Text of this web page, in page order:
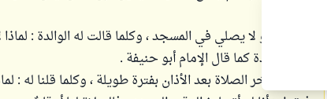
وأيضًا، هو لا يصلي في المسجد ، وكلما قالت له الوالدة :
سنة مؤكدة كما قال الإمام أبو حنيفة .
وأيضًا يؤخر الصلاة بعد الأذان بفترة طويلة ، وكلما قلنا له